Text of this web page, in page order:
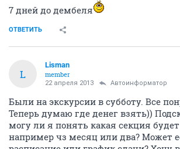
7 дней до дембеля
ОТВЕТИТЬ
L
Lisman
member
22 апреля 2013 Автоинформатор
Были на экскурсии в субботу. Все
Теперь думаю где денег взять))
могу ли я понять какая секция
например чз месяц или два? Может